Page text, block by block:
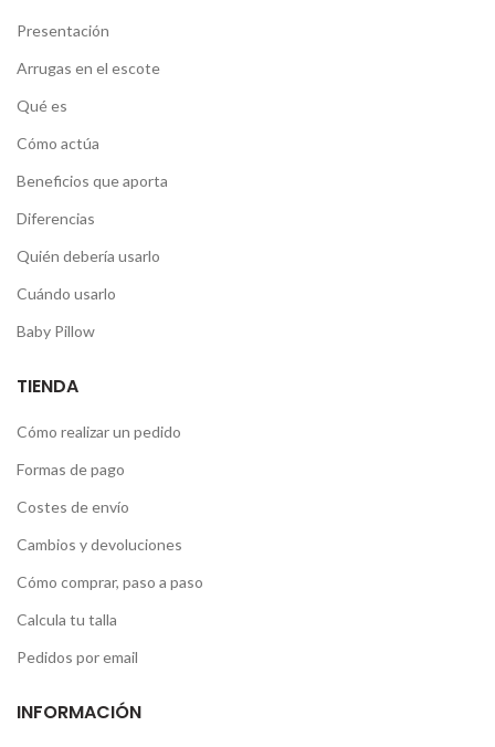
Presentación
Arrugas en el escote
Qué es
Cómo actúa
Beneficios que aporta
Diferencias
Quién debería usarlo
Cuándo usarlo
Baby Pillow
TIENDA
Cómo realizar un pedido
Formas de pago
Costes de envío
Cambios y devoluciones
Cómo comprar, paso a paso
Calcula tu talla
Pedidos por email
INFORMACIÓN